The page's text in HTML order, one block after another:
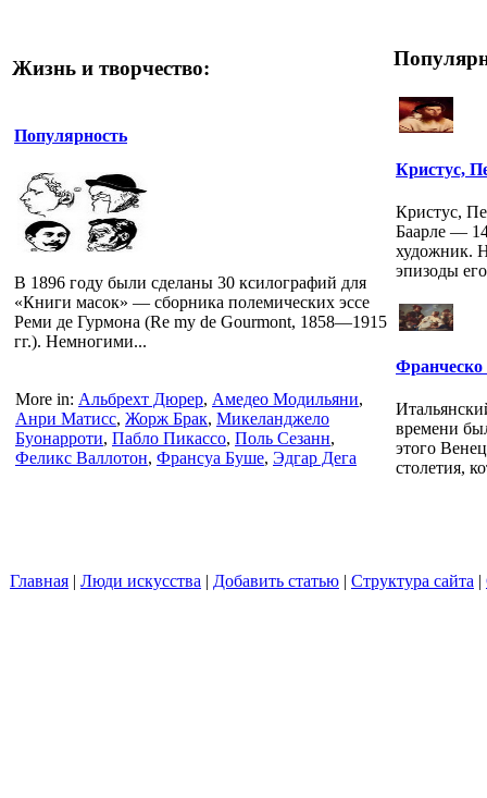
Жизнь и творчество:
Популярность
В 1896 году были сделаны 30 ксилографий для
«Книги масок» — сборника полемических эссе
Реми де Гурмона (Re my de Gourmont, 1858—1915
гг.). Немногими...
More in: Альбрехт Дюрер, Амедео Модильяни,
Анри Матисс, Жорж Брак, Микеланджело
Буонарроти, Пабло Пикассо, Поль Сезанн,
Феликс Валлотон, Франсуа Буше, Эдгар Дега
Кристус,
Кристус,
Баарле —
художник.
эпизоды
Франческо
времени
этого
столетия,
Главная | Люди искусства | Добавить статью | Структура сайта |